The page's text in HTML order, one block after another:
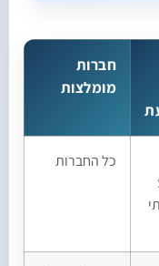
חברות
מומלצות
כל החברות